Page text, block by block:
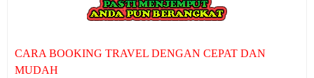
CARA BOOKING TRAVEL DENGAN CEPAT DAN
MUDAH